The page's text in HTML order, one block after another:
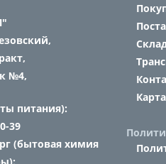
№4,
питания):
39
(бытовая химия